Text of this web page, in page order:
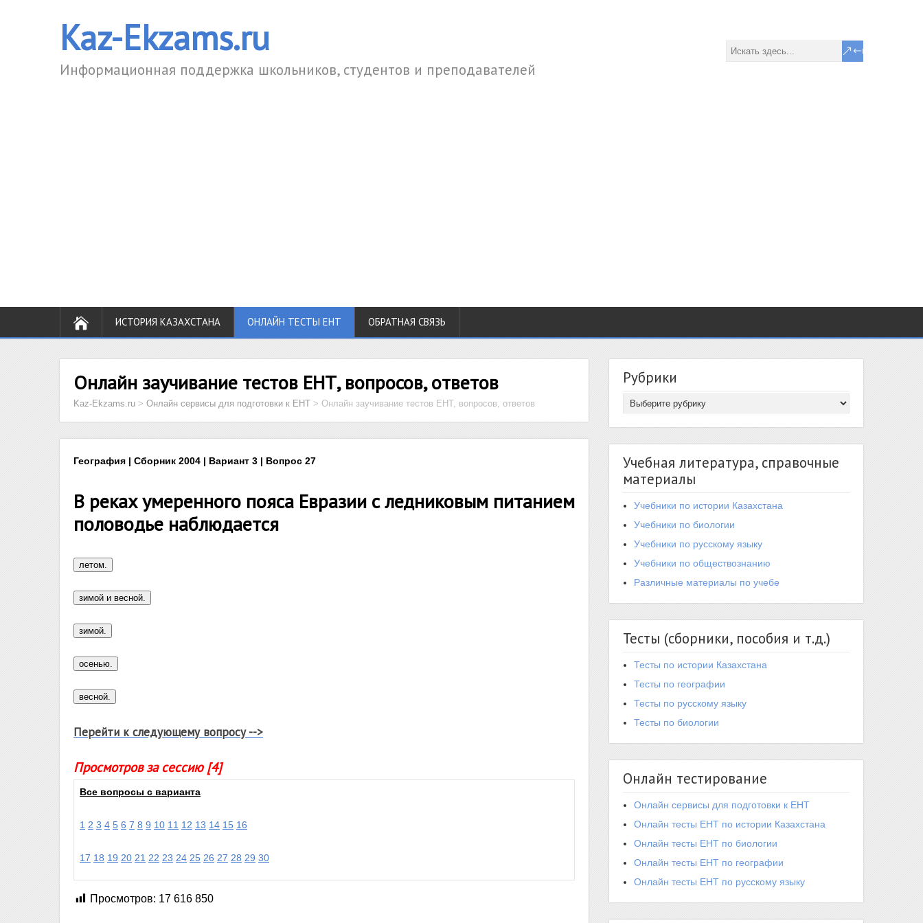
Kaz-Ekzams.ru
Информационная поддержка школьников, студентов и преподавателей
ИСТОРИЯ КАЗАХСТАНА ОНЛАЙН ТЕСТЫ ЕНТ ОБРАТНАЯ СВЯЗЬ
Онлайн заучивание тестов ЕНТ, вопросов, ответов
Kaz-Ekzams.ru > Онлайн сервисы для подготовки к ЕНТ > Онлайн заучивание тестов ЕНТ, вопросов, ответов
География | Сборник 2004 | Вариант 3 | Вопрос 27
В реках умеренного пояса Евразии с ледниковым питанием
половодье наблюдается
Перейти к следующему вопросу -->
Просмотров за сессию [4]
Все вопросы с варианта
1 2 3 4 5 6 7 8 9 10 11 12 13 14 15 16
17 18 19 20 21 22 23 24 25 26 27 28 29 30
Просмотров: 17 616 850
Рубрики
Учебная литература, справочные
материалы
Учебники по истории Казахстана
Учебники по биологии
Учебники по русскому языку
Учебники по обществознанию
Различные материалы по учебе
Тесты (сборники, пособия и т.д.)
Тесты по истории Казахстана
Тесты по географии
Тесты по русскому языку
Тесты по биологии
Онлайн тестирование
Онлайн сервисы для подготовки к ЕНТ
Онлайн тесты ЕНТ по истории Казахстана
Онлайн тесты ЕНТ по биологии
Онлайн тесты ЕНТ по географии
Онлайн тесты ЕНТ по русскому языку